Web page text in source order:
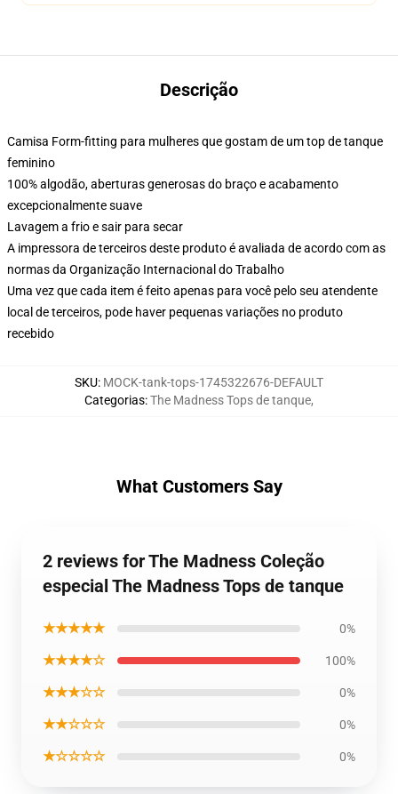
Descrição
Camisa Form-fitting para mulheres que gostam de um top de tanque
feminino
100% algodão, aberturas generosas do braço e acabamento
excepcionalmente suave
Lavagem a frio e sair para secar
A impressora de terceiros deste produto é avaliada de acordo com as
normas da Organização Internacional do Trabalho
Uma vez que cada item é feito apenas para você pelo seu atendente
local de terceiros, pode haver pequenas variações no produto
recebido
SKU: MOCK-tank-tops-1745322676-DEFAULT
Categorias:The Madness Tops de tanque,
What Customers Say
2 reviews for The Madness Coleção
especial The Madness Tops de tanque
★★★★★ 0%
★★★★☆ 100%
★★★☆☆ 0%
★★☆☆☆ 0%
★☆☆☆☆ 0%